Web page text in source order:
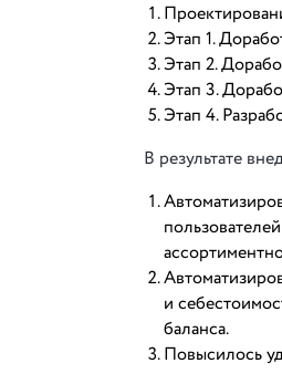
Этап 1.
Этап 2.
Этап 3.
Этап 4.
В результате
и
баланса.
Повысилось